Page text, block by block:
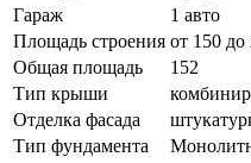
Гараж
1 авто
Площадь строения от 150 до
Общая площадь
152
Тип крыши
Отделка фасада
Тип фундамента